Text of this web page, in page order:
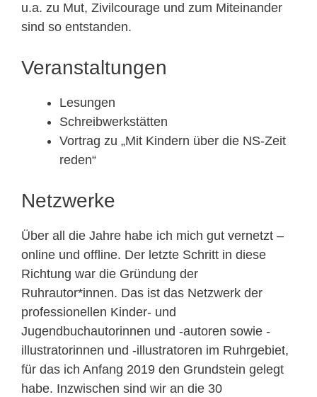
u.a. zu Mut, Zivilcourage und zum Miteinander
sind so entstanden.
Veranstaltungen
Lesungen
Schreibwerkstätten
Vortrag zu „Mit Kindern über die NS-Zeit
reden“
Netzwerke
Über all die Jahre habe ich mich gut vernetzt –
online und offline. Der letzte Schritt in diese
Richtung war die Gründung der
Ruhrautor*innen. Das ist das Netzwerk der
professionellen Kinder- und
Jugendbuchautorinnen und -autoren sowie -
illustratorinnen und -illustratoren im Ruhrgebiet,
für das ich Anfang 2019 den Grundstein gelegt
habe. Inzwischen sind wir an die 30